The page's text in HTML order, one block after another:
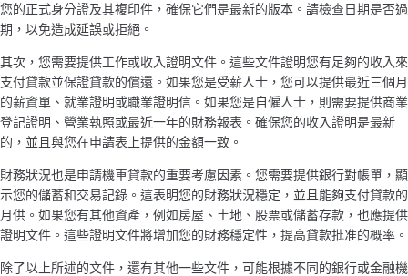
您的正式身分證及其複印件，確保它們是最新的版本。請檢查日期是否過
期，以免造成延誤或拒絕。
其次，您需要提供工作或收入證明文件。這些文件證明您有足夠的收入來
支付貸款並保證貸款的償還。如果您是受薪人士，您可以提供最近三個月
的薪資單、就業證明或職業證明信。如果您是自僱人士，則需要提供商業
登記證明、營業執照或最近一年的財務報表。確保您的收入證明是最新
的，並且與您在申請表上提供的金額一致。
財務狀況也是申請機車貸款的重要考慮因素。您需要提供銀行對帳單，顯
示您的儲蓄和交易記錄。這表明您的財務狀況穩定，並且能夠支付貸款的
月供。如果您有其他資產，例如房屋、土地、股票或儲蓄存款，也應提供
證明文件。這些證明文件將增加您的財務穩定性，提高貸款批准的概率。
除了以上所述的文件，還有其他一些文件，可能根據不同的銀行或金融機